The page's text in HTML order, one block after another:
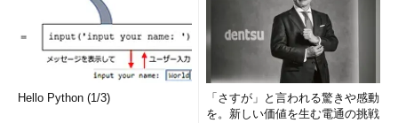
HoverIPは、http://www.hoverdesk.net/freeware.htm
ますので、ダウンロードしてきます。ダウンロードした
HoverIP.zipを解凍するとインストーラがありますので、それを
ダブルクリックするとインストーラが起動します。「OK」をク
リックしていくと自動的にインストールされます。
Hello Python (1/3)
「さすが」と言われる驚きや感動
を。新しい価値を生む電通の挑戦